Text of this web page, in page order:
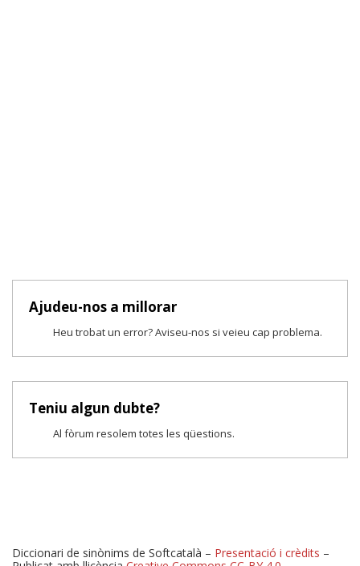
Ajudeu-nos a millorar
Heu trobat un error? Aviseu-nos si veieu cap problema.
Teniu algun dubte?
Al fòrum resolem totes les qüestions.
Diccionari de sinònims de Softcatalà – Presentació i crèdits –